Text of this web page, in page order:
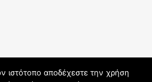
ιστότοπο αποδέχεστε την χρήση